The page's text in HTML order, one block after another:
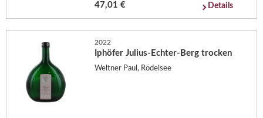
47,01 € Details
2022
Iphöfer Julius-Echter-Berg trocken
Weltner Paul, Rödelsee